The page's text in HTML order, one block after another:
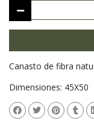
Canasto de fibra
Dimensiones: 45X50